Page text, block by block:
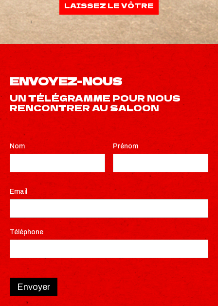
LAISSEZ LE VÔTRE
ENVOYEZ-NOUS
UN TÉLÉGRAMME POUR NOUS
RENCONTRER AU SALOON
Nom Prénom
Email
Téléphone